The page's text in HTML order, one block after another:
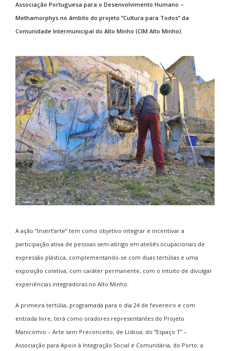
Associação Portuguesa para o Desenvolvimento Humano –
Methamorphys no âmbito do projeto “Cultura para Todos” da
Comunidade Intermunicipal do Alto Minho (CIM Alto Minho).
A ação “Insert’arte” tem como objetivo integrar e incentivar a
participação ativa de pessoas sem-abrigo em ateliês ocupacionais de
expressão plástica, complementando-se com duas tertúlias e uma
exposição coletiva, com caráter permanente, com o intuito de divulgar
experiências integradoras no Alto Minho.
A primeira tertúlia, programada para o dia 24 de fevereiro e com
entrada livre, terá como oradores representantes do Projeto
Manicómio – Arte sem Preconceito, de Lisboa; do “Espaço T” –
Associação para Apoio à Integração Social e Comunitária, do Porto; a